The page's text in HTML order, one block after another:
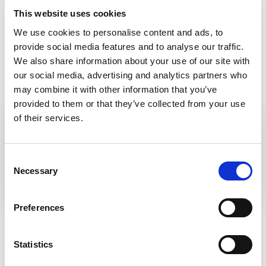
This website uses cookies
We use cookies to personalise content and ads, to
provide social media features and to analyse our traffic.
We also share information about your use of our site with
our social media, advertising and analytics partners who
may combine it with other information that you’ve
provided to them or that they’ve collected from your use
of their services.
Selection
Necessary
Preferences
Statistics
MUSEPASS = 8 ATRAKCJI